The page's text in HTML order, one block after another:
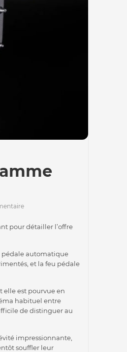
pour détailler l’offre
pédale automatique
et la feu pédale
elle est pourvue en
habituel entre
de distinguer au
impressionnante,
souffler leur